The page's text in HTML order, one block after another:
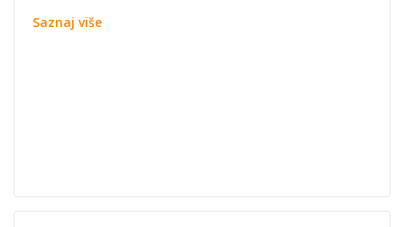
Saznaj više